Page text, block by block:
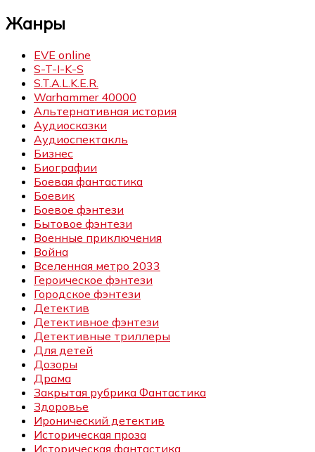
Жанры
EVE online
S-T-I-K-S
S.T.A.L.K.E.R.
Warhammer 40000
Альтернативная история
Аудиосказки
Аудиоспектакль
Бизнес
Биографии
Боевая фантастика
Боевик
Боевое фэнтези
Бытовое фэнтези
Военные приключения
Война
Вселенная метро 2033
Героическое фэнтези
Городское фэнтези
Детектив
Детективное фэнтези
Детективные триллеры
Для детей
Дозоры
Драма
Закрытая рубрика Фантастика
Здоровье
Иронический детектив
Историческая проза
Историческая фантастика